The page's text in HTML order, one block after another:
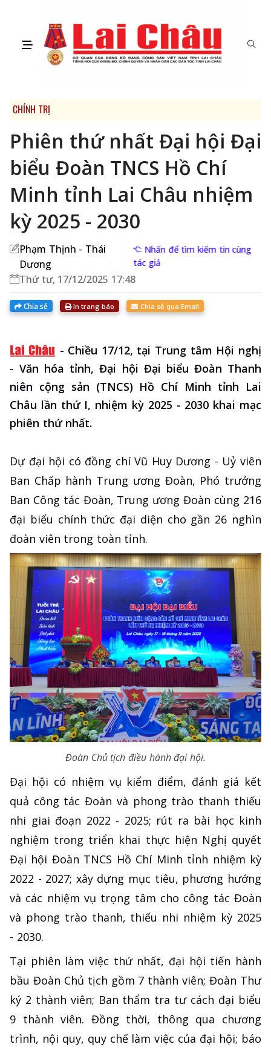
CHÍNH TRỊ
Phiên thứ nhất Đại hội Đại
biểu Đoàn TNCS Hồ Chí
Minh tỉnh Lai Châu nhiệm
kỳ 2025 - 2030
Phạm Thịnh - Thái
Dương
Nhấn để tìm kiếm tin cùng
tác giả
Thứ tư, 17/12/2025 17:48
Chia sẻ In trang báo Chia sẻ qua Email
- Chiều 17/12, tại Trung tâm Hội nghị
- Văn hóa tỉnh, Đại hội Đại biểu Đoàn Thanh
niên cộng sản (TNCS) Hồ Chí Minh tỉnh Lai
Châu lần thứ I, nhiệm kỳ 2025 - 2030 khai mạc
phiên thứ nhất.
Dự đại hội có đồng chí Vũ Huy Dương - Uỷ viên
Ban Chấp hành Trung ương Đoàn, Phó trưởng
Ban Công tác Đoàn, Trung ương Đoàn cùng 216
đại biểu chính thức đại diện cho gần 26 nghìn
đoàn viên trong toàn tỉnh.
Đoàn Chủ tịch điều hành đại hội.
Đại hội có nhiệm vụ kiểm điểm, đánh giá kết
quả công tác Đoàn và phong trào thanh thiếu
nhi giai đoạn 2022 - 2025; rút ra bài học kinh
nghiệm trong triển khai thực hiện Nghị quyết
Đại hội Đoàn TNCS Hồ Chí Minh tỉnh nhiệm kỳ
2022 - 2027; xây dựng mục tiêu, phương hướng
và các nhiệm vụ trọng tâm cho công tác Đoàn
và phong trào thanh, thiếu nhi nhiệm kỳ 2025
- 2030.
Tại phiên làm việc thứ nhất, đại hội tiến hành
bầu Đoàn Chủ tịch gồm 7 thành viên; Đoàn Thư
ký 2 thành viên; Ban thẩm tra tư cách đại biểu
9 thành viên. Đồng thời, thông qua chương
trình, nội quy, quy chế làm việc của đại hội; báo